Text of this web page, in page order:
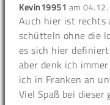
Kevin19951 am
Auch hier ist rechts
schütteln ohne die
es sich hier
aber denk ich
ich in Franken an
Viel Spaß bei dieser